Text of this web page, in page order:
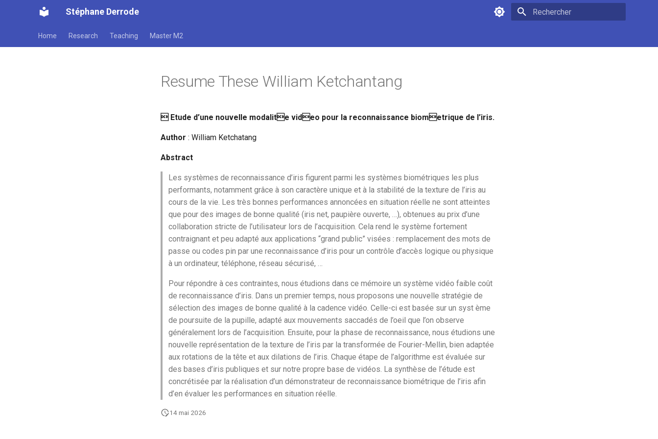
Stéphane Derrode
Home Research Teaching Master M2
Resume These William Ketchantang
 Etude d’une nouvelle modalite video pour la reconnaissance biometrique de l’iris.
Author : William Ketchatang
Abstract
Les systèmes de reconnaissance d’iris figurent parmi les systèmes biométriques les plus
performants, notamment grâce à son caractère unique et à la stabilité de la texture de l’iris au
cours de la vie. Les très bonnes performances annoncées en situation réelle ne sont atteintes
que pour des images de bonne qualité (iris net, paupière ouverte, …), obtenues au prix d’une
collaboration stricte de l’utilisateur lors de l’acquisition. Cela rend le système fortement
contraignant et peu adapté aux applications “grand public” visées : remplacement des mots de
passe ou codes pin par une reconnaissance d’iris pour un contrôle d’accès logique ou physique
à un ordinateur, téléphone, réseau sécurisé, …
Pour répondre à ces contraintes, nous étudions dans ce mémoire un système vidéo faible coût
de reconnaissance d’iris. Dans un premier temps, nous proposons une nouvelle stratégie de
sélection des images de bonne qualité à la cadence vidéo. Celle-ci est basée sur un syst ème
de poursuite de la pupille, adapté aux mouvements saccadés de l’oeil que l’on observe
généralement lors de l’acquisition. Ensuite, pour la phase de reconnaissance, nous étudions une
nouvelle représentation de la texture de l’iris par la transformée de Fourier-Mellin, bien adaptée
aux rotations de la tête et aux dilations de l’iris. Chaque étape de l’algorithme est évaluée sur
des bases d’iris publiques et sur notre propre base de vidéos. La synthèse de l’étude est
concrétisée par la réalisation d’un démonstrateur de reconnaissance biométrique de l’iris afin
d’en évaluer les performances en situation réelle.
14 mai 2026